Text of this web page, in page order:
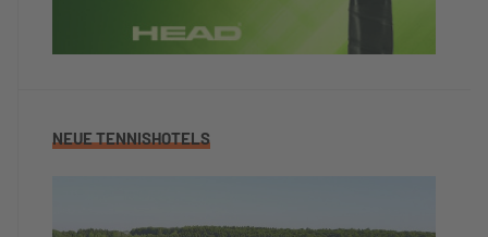
NEUE TENNISHOTELS